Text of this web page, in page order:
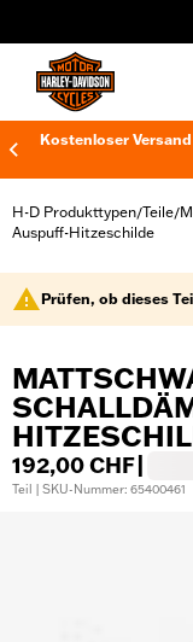
Kostenloser
H-D Produkttypen/Teile/
Auspuff-Hitzeschilde
Prüfen, ob dieses
192,00 CHF
Teil | SKU-Nummer: 65400461